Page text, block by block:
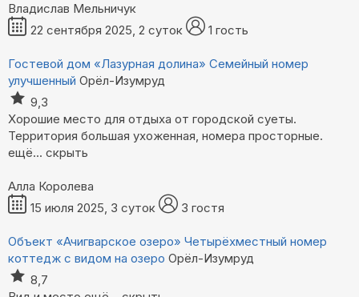
Владислав Мельничук
22 сентября 2025, 2 суток
1 гость
Гостевой дом «Лазурная долина» Семейный номер
улучшенный Орёл-Изумруд
9,3
Хорошие место для отдыха от городской суеты.
Территория большая ухоженная, номера просторные.
ещё... скрыть
Алла Королева
15 июля 2025, 3 суток
3 гостя
Объект «Ачигварское озеро» Четырёхместный номер
коттедж с видом на озеро Орёл-Изумруд
8,7